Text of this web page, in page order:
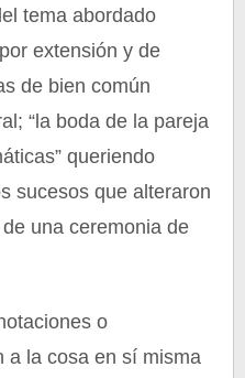
tema abordado
extensión y de
de bien común
“la boda de la pareja
queriendo
sucesos que alteraron
una ceremonia de
o
a la cosa en sí misma